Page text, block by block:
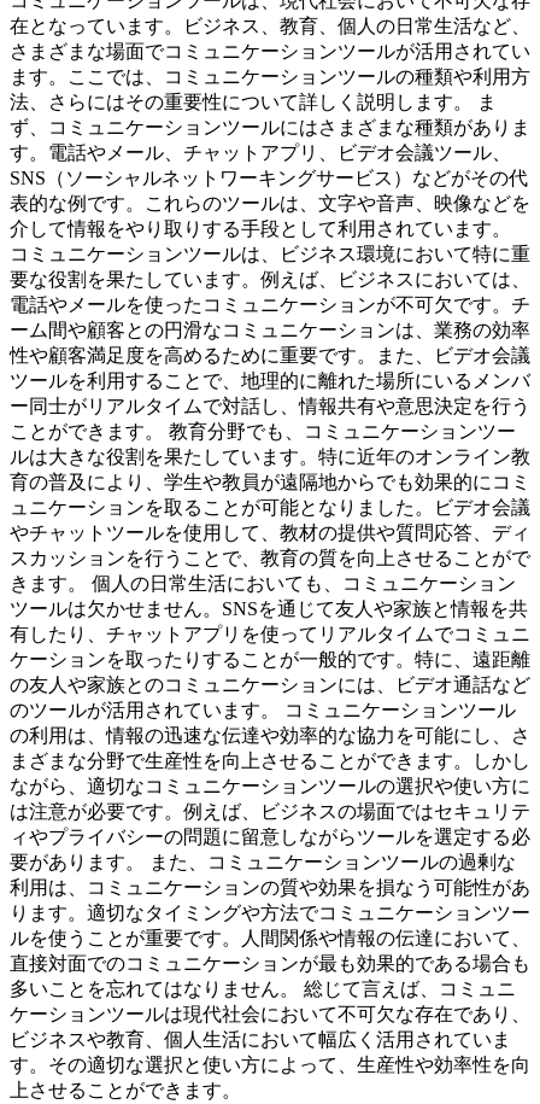
在となっています。ビジネス、教育、個人の日常生活など、
さまざまな場面でコミュニケーションツールが活用されてい
ます。ここでは、コミュニケーションツールの種類や利用方
法、さらにはその重要性について詳しく説明します。 ま
ず、コミュニケーションツールにはさまざまな種類がありま
す。電話やメール、チャットアプリ、ビデオ会議ツール、
SNS（ソーシャルネットワーキングサービス）などがその代
表的な例です。これらのツールは、文字や音声、映像などを
介して情報をやり取りする手段として利用されています。
コミュニケーションツールは、ビジネス環境において特に重
要な役割を果たしています。例えば、ビジネスにおいては、
電話やメールを使ったコミュニケーションが不可欠です。チ
ーム間や顧客との円滑なコミュニケーションは、業務の効率
性や顧客満足度を高めるために重要です。また、ビデオ会議
ツールを利用することで、地理的に離れた場所にいるメンバ
ー同士がリアルタイムで対話し、情報共有や意思決定を行う
ことができます。 教育分野でも、コミュニケーションツー
ルは大きな役割を果たしています。特に近年のオンライン教
育の普及により、学生や教員が遠隔地からでも効果的にコミ
ュニケーションを取ることが可能となりました。ビデオ会議
やチャットツールを使用して、教材の提供や質問応答、ディ
スカッションを行うことで、教育の質を向上させることがで
きます。 個人の日常生活においても、コミュニケーション
ツールは欠かせません。SNSを通じて友人や家族と情報を共
有したり、チャットアプリを使ってリアルタイムでコミュニ
ケーションを取ったりすることが一般的です。特に、遠距離
の友人や家族とのコミュニケーションには、ビデオ通話など
のツールが活用されています。 コミュニケーションツール
の利用は、情報の迅速な伝達や効率的な協力を可能にし、さ
まざまな分野で生産性を向上させることができます。しかし
ながら、適切なコミュニケーションツールの選択や使い方に
は注意が必要です。例えば、ビジネスの場面ではセキュリテ
ィやプライバシーの問題に留意しながらツールを選定する必
要があります。 また、コミュニケーションツールの過剰な
利用は、コミュニケーションの質や効果を損なう可能性があ
ります。適切なタイミングや方法でコミュニケーションツー
ルを使うことが重要です。人間関係や情報の伝達において、
直接対面でのコミュニケーションが最も効果的である場合も
多いことを忘れてはなりません。 総じて言えば、コミュニ
ケーションツールは現代社会において不可欠な存在であり、
ビジネスや教育、個人生活において幅広く活用されていま
す。その適切な選択と使い方によって、生産性や効率性を向
上させることができます。